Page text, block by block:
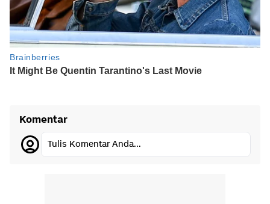
Komentar
Tulis Komentar Anda...